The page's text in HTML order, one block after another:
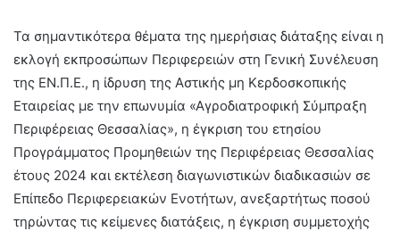
Τα σημαντικότερα θέματα της ημερήσιας διάταξης είναι η
εκλογή εκπροσώπων Περιφερειών στη Γενική Συνέλευση
της ΕΝ.Π.Ε., η ίδρυση της Αστικής μη Κερδοσκοπικής
Εταιρείας με την επωνυμία «Αγροδιατροφική Σύμπραξη
Περιφέρειας Θεσσαλίας», η έγκριση του ετησίου
Προγράμματος Προμηθειών της Περιφέρειας Θεσσαλίας
έτους 2024 και εκτέλεση διαγωνιστικών διαδικασιών σε
Επίπεδο Περιφερειακών Ενοτήτων, ανεξαρτήτως ποσού
τηρώντας τις κείμενες διατάξεις, η έγκριση συμμετοχής